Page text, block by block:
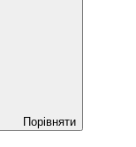
Порівняти